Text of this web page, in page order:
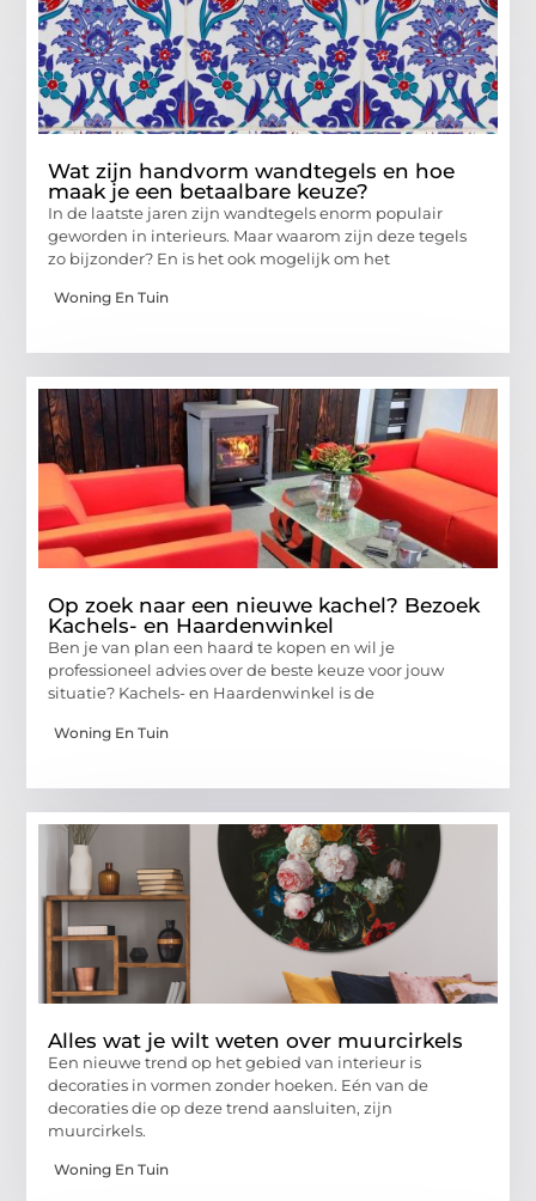
Wat zijn handvorm wandtegels en hoe
maak je een betaalbare keuze?
In de laatste jaren zijn wandtegels enorm populair
geworden in interieurs. Maar waarom zijn deze tegels
zo bijzonder? En is het ook mogelijk om het
Woning En Tuin
Op zoek naar een nieuwe kachel? Bezoek
Kachels- en Haardenwinkel
Ben je van plan een haard te kopen en wil je
professioneel advies over de beste keuze voor jouw
situatie? Kachels- en Haardenwinkel is de
Woning En Tuin
Alles wat je wilt weten over muurcirkels
Een nieuwe trend op het gebied van interieur is
decoraties in vormen zonder hoeken. Eén van de
decoraties die op deze trend aansluiten, zijn
muurcirkels.
Woning En Tuin